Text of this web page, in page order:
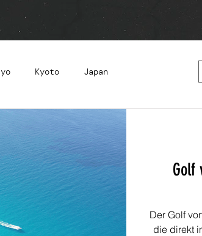
Kyoto Japan
Simbabwe
Travelhacks Gran Canaria
Südafrika Indonesien Rhodos
Golf
Der Golf
die direkt